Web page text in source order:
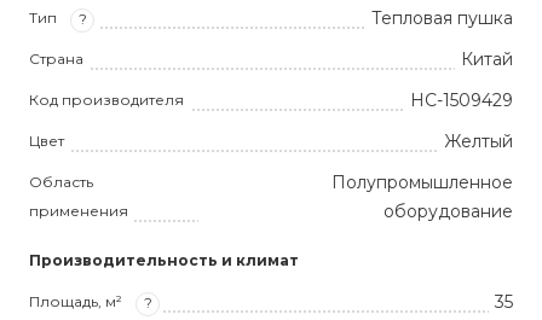
Тип ? Тепловая пушка
Страна Китай
Код производителя НС-1509429
Цвет Желтый
Область
применения
Полупромышленное
оборудование
Производительность и климат
Площадь, м² ? 35